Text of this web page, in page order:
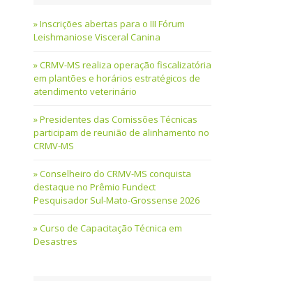
Inscrições abertas para o III Fórum
Leishmaniose Visceral Canina
CRMV-MS realiza operação fiscalizatória
em plantões e horários estratégicos de
atendimento veterinário
Presidentes das Comissões Técnicas
participam de reunião de alinhamento no
CRMV-MS
Conselheiro do CRMV-MS conquista
destaque no Prêmio Fundect
Pesquisador Sul-Mato-Grossense 2026
Curso de Capacitação Técnica em
Desastres